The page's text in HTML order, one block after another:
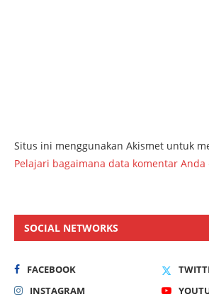
Situs ini menggunakan Akismet untuk
Pelajari bagaimana data komentar Anda
SOCIAL NETWORKS
FACEBOOK
INSTAGRAM